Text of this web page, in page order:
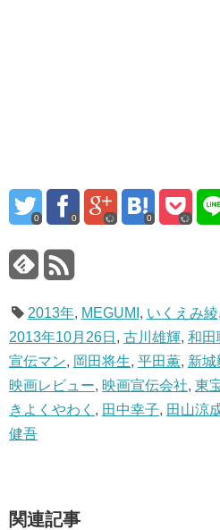
0 0 0
2013年, MEGUMI , いくえみ綾,
2013年10月26日 , 古川雄輝, 和田
宣伝マン, 岡田将生, 平田薫, 新城
映画レビュー, 映画宣伝会社, 東
きよくやわく , 田中幸子, 田山涼
健吾
関連記事